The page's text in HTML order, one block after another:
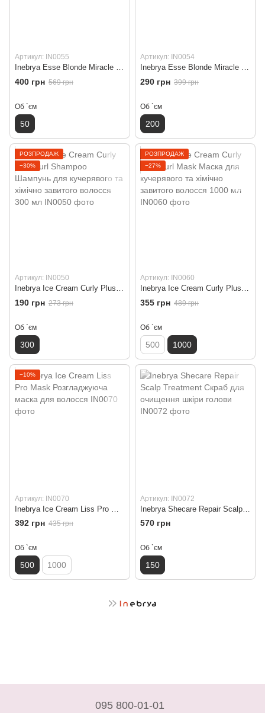
Артикул: IN0055
Inebrya Esse Blonde Miracle Drops Краплі для ідеального блонду 50 мл
400 грн 569 грн
Об `єм
50
Артикул: IN0054
Inebrya Esse Blonde Miracle Be-Phase Conditioner Двофазний кондиціонер для ідеального блонду 200 мл
290 грн 399 грн
Об `єм
200
РОЗПРОДАЖ
−30%
Артикул: IN0050
190 грн 273 грн
Об `єм
300
РОЗПРОДАЖ
−27%
Артикул: IN0060
355 грн 489 грн
Об `єм
500 1000
−10%
Артикул: IN0070
392 грн 435 грн
Об `єм
500 1000
Артикул: IN0072
570 грн
Об `єм
150
095 800-01-01